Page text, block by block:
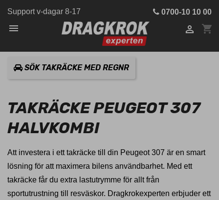
Support v-dagar 8-17 0700-10 10 00
 shopping_cart

SÖK TAKRÄCKE MED REGNR
TAKRÄCKE PEUGEOT 307
HALVKOMBI
Att investera i ett takräcke till din Peugeot 307 är en smart
lösning för att maximera bilens användbarhet. Med ett
takräcke får du extra lastutrymme för allt från
sportutrustning till resväskor. Dragkrokexperten erbjuder ett